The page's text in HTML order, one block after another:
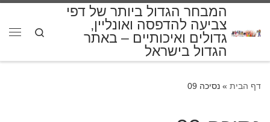
המבחר הגדול ביותר של דפי
צביעה להדפסה ואונליין,
גדולים ואיכותיים – באתר
הגדול בישראל
Search
דף הבית » נסיכה 09